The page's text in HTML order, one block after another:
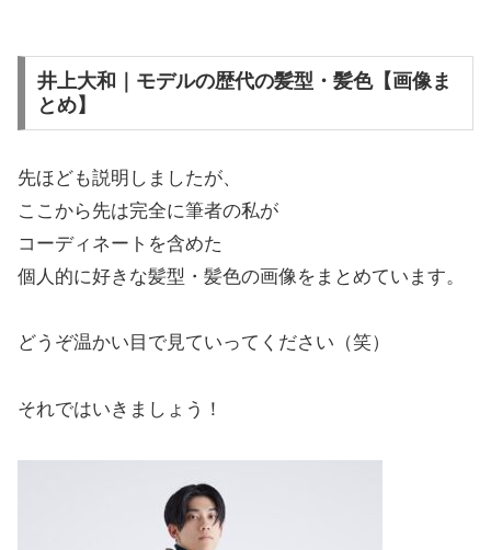
井上大和｜モデルの歴代の髪型・髪色【画像ま
とめ】
先ほども説明しましたが、
ここから先は完全に筆者の私が
コーディネートを含めた
個人的に好きな髪型・髪色の画像をまとめています。
どうぞ温かい目で見ていってください（笑）
それではいきましょう！